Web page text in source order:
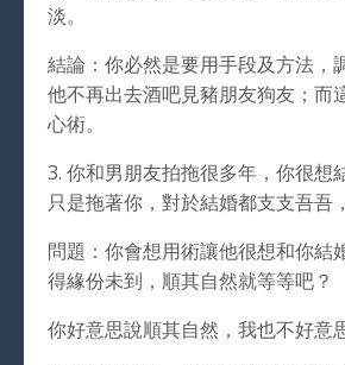
淡。
結論：你必然是要用手段及方法，
他不再出去酒吧見豬朋友狗友；而
心術。
3. 你和男朋友拍拖很多年，你很想
只是拖著你，對於結婚都支支吾吾
問題：你會想用術讓他很想和你結
得緣份未到，順其自然就等等吧？
你好意思說順其自然，我也不好意